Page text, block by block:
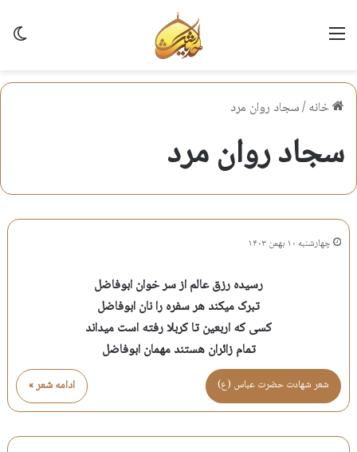
منو
خانه/سجاد روان مرد
سجاد روان مرد
چهارشنبه ۱۰ بهمن ۱۴۰۳
رسیده رزق عالم از سر خوان ابوفاضل
تبرک میکند هر سفره را نان ابوفاضل
کسی که اربعین تا کربلا رفته است میداند
تمام زائران هستند مهمان ابوفاضل
ادامه شعر » شعر شهادت حضرت عباس (ع)